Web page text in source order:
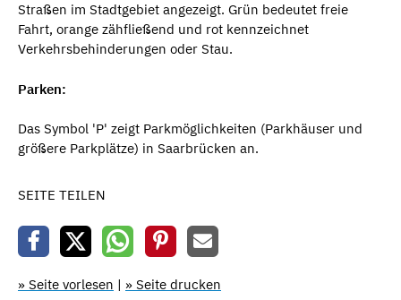
Straßen im Stadtgebiet angezeigt. Grün bedeutet freie
Fahrt, orange zähfließend und rot kennzeichnet
Verkehrsbehinderungen oder Stau.
Parken:
Das Symbol 'P' zeigt Parkmöglichkeiten (Parkhäuser und
größere Parkplätze) in Saarbrücken an.
SEITE TEILEN
» Seite vorlesen | » Seite drucken